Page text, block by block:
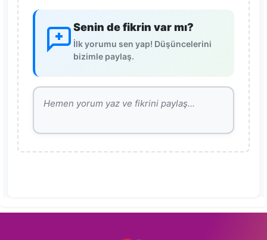
Senin de fikrin var mı?
İlk yorumu sen yap! Düşüncelerini
bizimle paylaş.